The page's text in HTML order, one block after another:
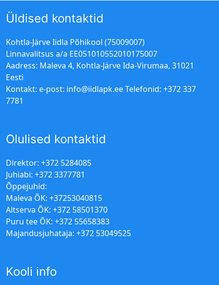
Üldised kontaktid
Kohtla-Järve Iidla Põhikool (75009007)
Linnavalitsus a/a EE051010552010175007
Aadress: Maleva 4, Kohtla-Järve Ida-Virumaa, 31021
Eesti
Kontakt: e-post: info@iidlapk.eeTelefonid: +372 337
7781
Olulised kontaktid
Direktor: +372 5284085
Juhiabi: +372 3377781
Õppejuhid:
Maleva ÕK: +37253040815
Altserva ÕK: +372 58501370
Puru tee ÕK: +372 55658383
Majandusjuhataja: +372 53049525
Kooli info